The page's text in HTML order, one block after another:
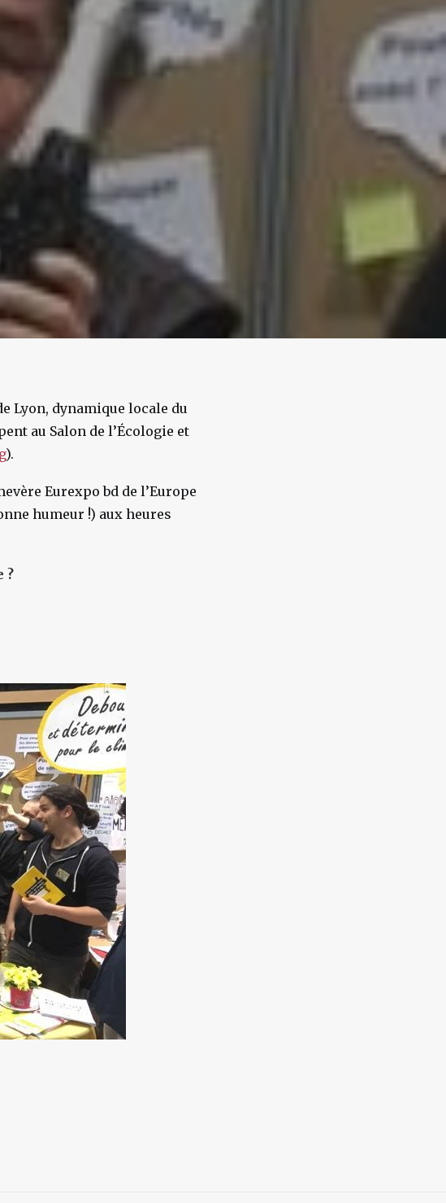
Lyon, dynamique locale du
au Salon de l’Écologie et
).
Eurexpo bd de l’Europe
humeur !) aux heures
?